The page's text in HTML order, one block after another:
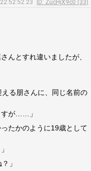
ID: ZucHjX9c0 (33)
んとすれ違いましたが、
る朋さんに、同じ名前の
すが……」
たかのように19歳として
」